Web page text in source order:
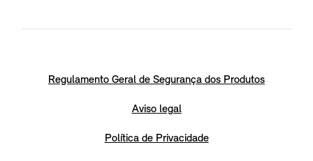
Regulamento Geral de Segurança dos Produtos
Aviso legal
Política de Privacidade